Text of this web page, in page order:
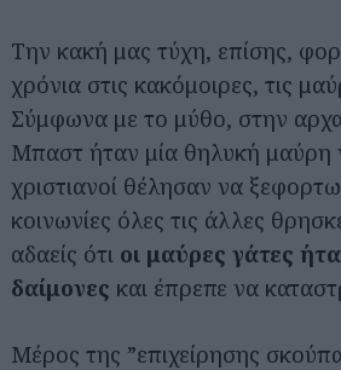
Την κακή μας τύχη, επίσης,
χρόνια στις κακόμοιρες, τις
Σύμφωνα με το μύθο, στην
Μπαστ ήταν μία θηλυκή μαύρη
χριστιανοί θέλησαν να
κοινωνίες όλες τις άλλες
αδαείς ότι οι μαύρες γάτες
δαίμονες και έπρεπε να
Μέρος της ”επιχείρησης